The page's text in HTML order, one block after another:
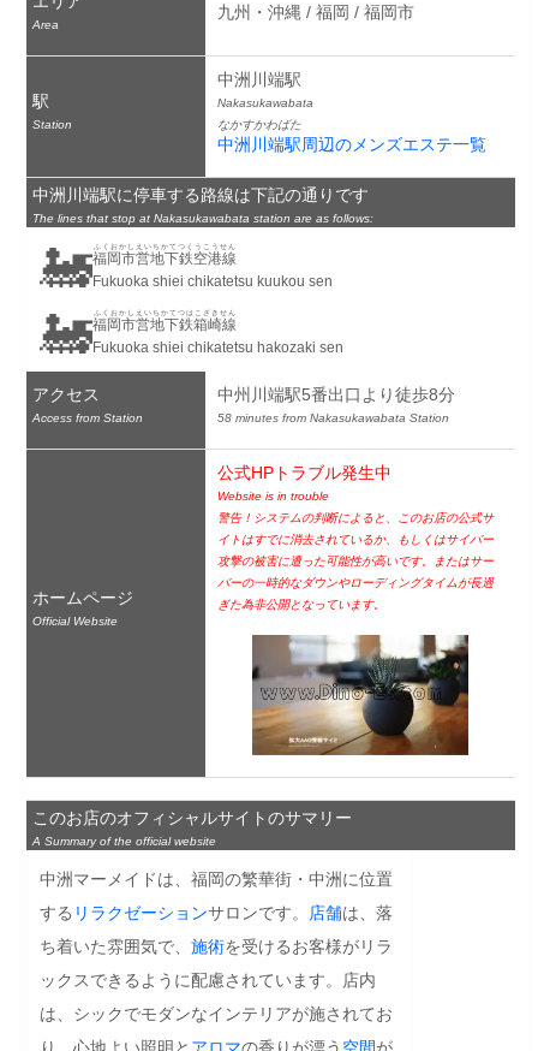
Area
九州・沖縄 / 福岡 / 福岡市
駅
Station
中洲川端駅
Nakasukawabata
なかすかわばた
中洲川端駅周辺のメンズエステ一覧
中洲川端駅に停車する路線は下記の通りです
The lines that stop at Nakasukawabata station are as follows:
🚂福岡市営地下鉄空港線
ふくおかしえいちかてつくうこうせん
Fukuoka shiei chikatetsu kuukou sen
🚂福岡市営地下鉄箱崎線
ふくおかしえいちかてつはこざきせん
Fukuoka shiei chikatetsu hakozaki sen
アクセス
Access from Station
中州川端駅5番出口より徒歩8分
58 minutes from Nakasukawabata Station
ホームページ
Official Website
公式HPトラブル発生中
Website is in trouble
警告！システムの判断によると、このお店の公式サ
イトはすでに消去されているか、もしくはサイバー
攻撃の被害に遭った可能性が高いです。またはサー
バーの一時的なダウンやローディングタイムが長過
ぎた為非公開となっています。
このお店のオフィシャルサイトのサマリー
A Summary of the official website
中洲マーメイドは、福岡の繁華街・中洲に位置
する リラクゼーションサロンです。 店舗は、落
ち着いた雰囲気で、 施術を受けるお客様がリラ
ックスできるように配慮されています。店内
は、シックでモダンなインテリアが施されてお
り、心地よい照明と アロマの香りが漂う 空間が